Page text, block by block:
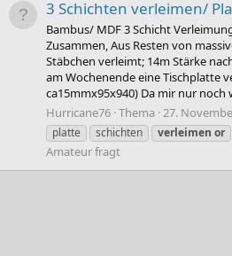
3 Schichten verleimen/
Bambus/ MDF 3 Schicht
Zusammen, Aus Resten von
Stäbchen verleimt; 14m Stärke
am Wochenende eine Tischplatte
ca15mmx95x940) Da mir nur noch
Hurricane76 Thema 27.
platte
schichten verleimen or
Amateur fragt